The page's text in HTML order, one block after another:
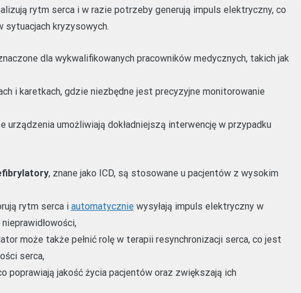
rytm serca i w razie potrzeby generują impuls elektryczny, co
kryzysowych.
dla wykwalifikowanych pracowników medycznych, takich jak
i karetkach, gdzie niezbędne jest precyzyjne monitorowanie
umożliwiają dokładniejszą interwencję w przypadku
, znane jako ICD, są stosowane u pacjentów z wysokim
rytm serca i automatyczniewysyłają impuls elektryczny w
może także pełnić rolę w terapii resynchronizacji serca, co jest
serca,
poprawiają jakość życia pacjentów oraz zwiększają ich